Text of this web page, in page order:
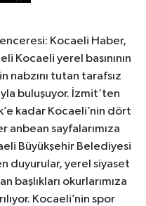
Kocaeli Haber,
Kocaeli yerel basınının
nabzını tutan tarafsız
buluşuyor. İzmit’ten
kadar Kocaeli’nin dört
anbean sayfalarımıza
Büyükşehir Belediyesi
duyurular, yerel siyaset
başlıkları okurlarımıza
Kocaeli’nin spor